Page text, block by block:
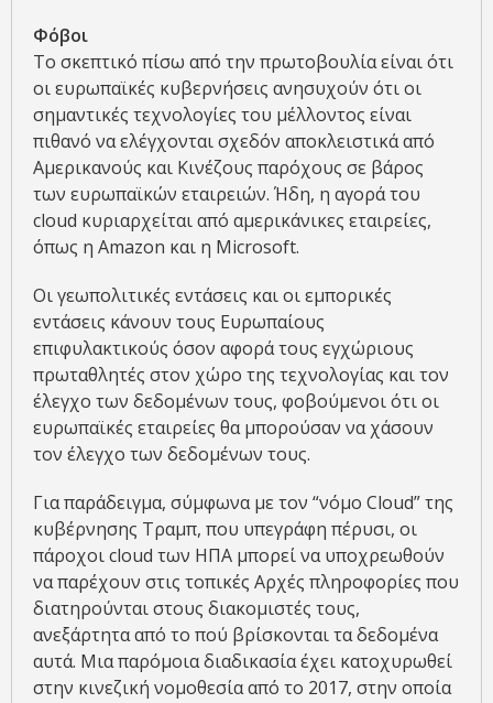
Φόβοι
Το σκεπτικό πίσω από την πρωτοβουλία είναι ότι
οι ευρωπαϊκές κυβερνήσεις ανησυχούν ότι οι
σημαντικές τεχνολογίες του μέλλοντος είναι
πιθανό να ελέγχονται σχεδόν αποκλειστικά από
Αμερικανούς και Κινέζους παρόχους σε βάρος
των ευρωπαϊκών εταιρειών. Ήδη, η αγορά του
cloud κυριαρχείται από αμερικάνικες εταιρείες,
όπως η Amazon και η Microsoft.
Οι γεωπολιτικές εντάσεις και οι εμπορικές
εντάσεις κάνουν τους Ευρωπαίους
επιφυλακτικούς όσον αφορά τους εγχώριους
πρωταθλητές στον χώρο της τεχνολογίας και τον
έλεγχο των δεδομένων τους, φοβούμενοι ότι οι
ευρωπαϊκές εταιρείες θα μπορούσαν να χάσουν
τον έλεγχο των δεδομένων τους.
Για παράδειγμα, σύμφωνα με τον “νόμο Cloud” της
κυβέρνησης Τραμπ, που υπεγράφη πέρυσι, οι
πάροχοι cloud των ΗΠΑ μπορεί να υποχρεωθούν
να παρέχουν στις τοπικές Αρχές πληροφορίες που
διατηρούνται στους διακομιστές τους,
ανεξάρτητα από το πού βρίσκονται τα δεδομένα
αυτά. Μια παρόμοια διαδικασία έχει κατοχυρωθεί
στην κινεζική νομοθεσία από το 2017, στην οποία